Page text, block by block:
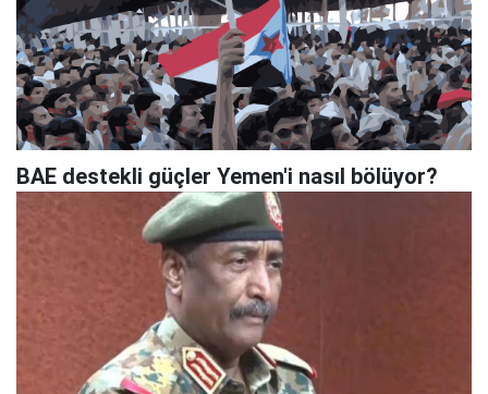
BAE destekli güçler Yemen'i nasıl bölüyor?